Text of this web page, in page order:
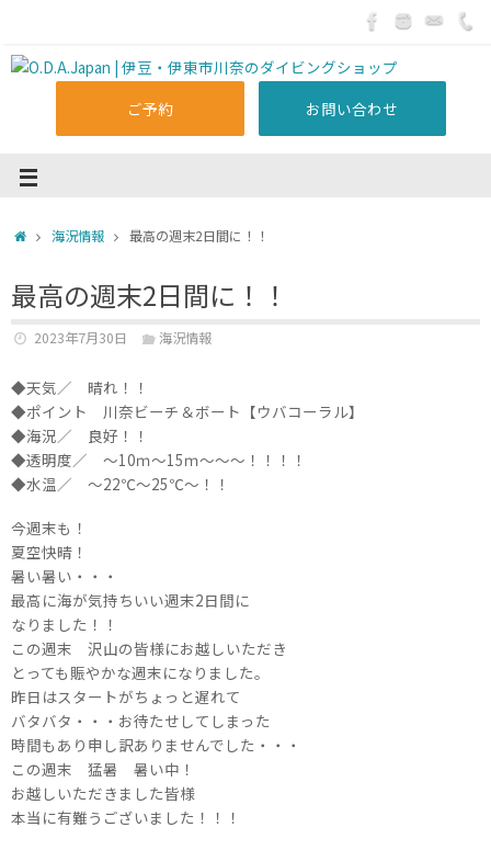
ご予約 お問い合わせ
海況情報 最高の週末2日間に！！
最高の週末2日間に！！
2023年7月30日 海況情報
◆天気／ 晴れ！！
◆ポイント 川奈ビーチ＆ボート【ウバコーラル】
◆海況／ 良好！！
◆透明度／ ～10ｍ～15ｍ～～～！！！！
◆水温／ ～22℃～25℃～！！
今週末も！
夏空快晴！
暑い暑い・・・
最高に海が気持ちいい週末2日間に
なりました！！
この週末 沢山の皆様にお越しいただき
とっても賑やかな週末になりました。
昨日はスタートがちょっと遅れて
バタバタ・・・お待たせしてしまった
時間もあり申し訳ありませんでした・・・
この週末 猛暑 暑い中！
お越しいただきました皆様
本当に有難うございました！！！